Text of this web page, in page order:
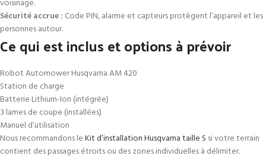
voisinage.
Sécurité accrue : Code PIN, alarme et capteurs protègent l’appareil et les
personnes autour.
Ce qui est inclus et options à prévoir
Robot Automower Husqvarna AM 420
Station de charge
Batterie Lithium-Ion (intégrée)
3 lames de coupe (installées)
Manuel d’utilisation
Nous recommandons leKit d’installation Husqvarna taille S si votre terrain
contient des passages étroits ou des zones individuelles à délimiter.